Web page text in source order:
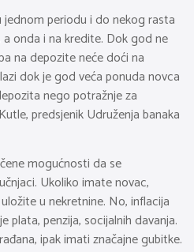
periodu i do nekog rasta
onda i na kredite. Dok god ne
na depozite neće doći na
dok je god veća ponuda novca
nego potražnje za
predsjenik Udruženja banaka
mogućnosti da se
Ukoliko imate novac,
u nekretnine. No, inflacija
plata, penzija, socijalnih davanja.
ipak imati značajne gubitke.